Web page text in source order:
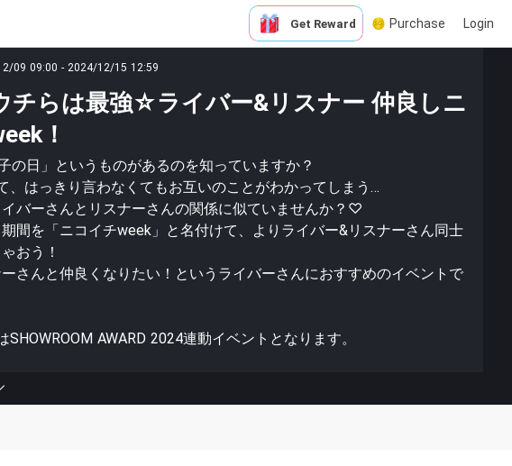
Get Reward Purchase Login
09 09:00 - 2024/12/15 12:59
チらは最強☆ライバー&リスナー 仲良しニ
！
の日」というものがあるのを知っていますか？
、はっきり言わなくてもお互いのことがわかってしまう…
バーさんとリスナーさんの関係に似ていませんか？♡
間を「ニコイチweek」と名付けて、よりライバー&リスナーさん同士
おう！
さんと仲良くなりたい！というライバーさんにおすすめのイベントで
SHOWROOM AWARD 2024連動イベントとなります。